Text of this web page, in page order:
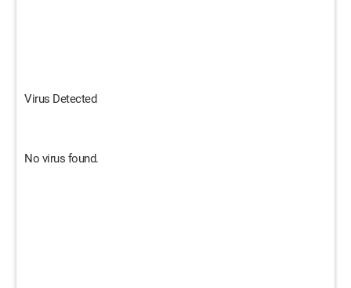
Virus Detected
No virus found.